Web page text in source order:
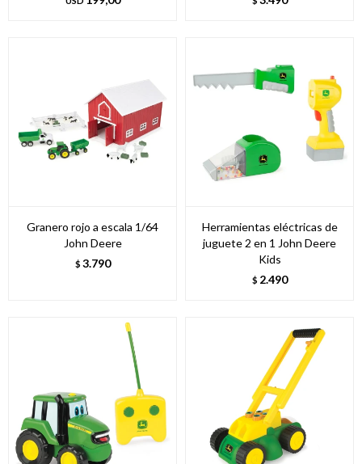
Granero rojo a escala 1/64
John Deere
$ 3.790
Herramientas eléctricas de
juguete 2 en 1 John Deere
Kids
$ 2.490